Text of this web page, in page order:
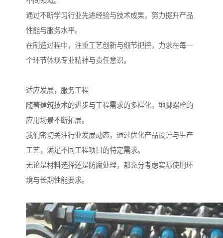
通过不断学习行业先进经验与技术成果，努力提升产品
性能与服务水平。
在制造过程中，注重工艺创新与细节把控，力求在每一
个环节体现专业精神与责任意识。
适应发展，服务工程
随着建筑技术的进步与工程需求的多样化，地脚螺栓的
应用场景不断拓展。
我们密切关注行业发展动态，通过优化产品设计与生产
工艺，满足不同工程项目的特定需求。
无论是材料选择还是防腐处理，都充分考虑实际使用环
境与长期性能要求。